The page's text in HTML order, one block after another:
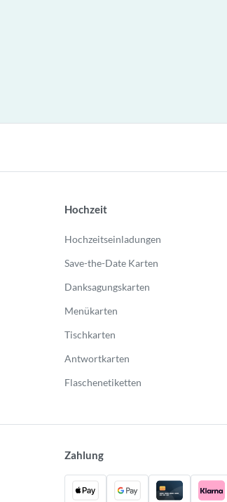
Hochzeit
Hochzeitseinladungen
Save-the-Date Karten
Danksagungskarten
Menükarten
Tischkarten
Antwortkarten
Flaschenetiketten
Zahlung